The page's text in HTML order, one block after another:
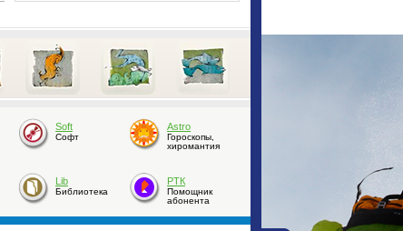
25.02.2015 11:31
Прямой рейс свяжет
Алтай с Крымом
Прямой рейс начнёт летать с лета
Симферополь.
Soft
Софт
Astro
Гороскопы,
хиромантия
Lib
Библиотека
РТК
Помощник
абонента